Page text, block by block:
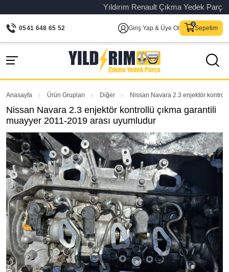
Yıldırım Renault Çıkma Yedek Parça
0541 648 65 52 Giriş Yap & Üye Ol Sepetim
Anasayfa Ürün Grupları Diğer Nissan Navara 2.3 enjektör
Nissan Navara 2.3 enjektör kontrollü çıkma garantili
muayyer 2011-2019 arası uyumludur